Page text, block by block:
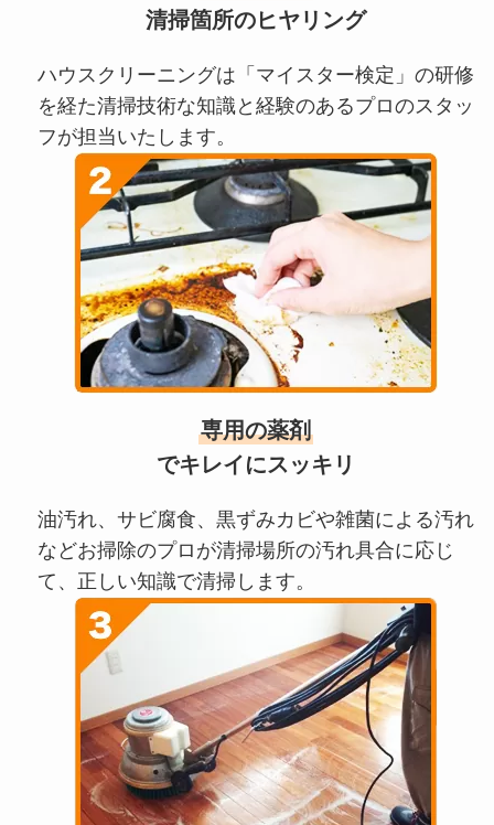
清掃箇所のヒヤリング
ハウスクリーニングは「マイスター検定」の研修
を経た清掃技術な知識と経験のあるプロのスタッ
フが担当いたします。
専用の薬剤
でキレイにスッキリ
油汚れ、サビ腐食、黒ずみカビや雑菌による汚れ
などお掃除のプロが清掃場所の汚れ具合に応じ
て、正しい知識で清掃します。